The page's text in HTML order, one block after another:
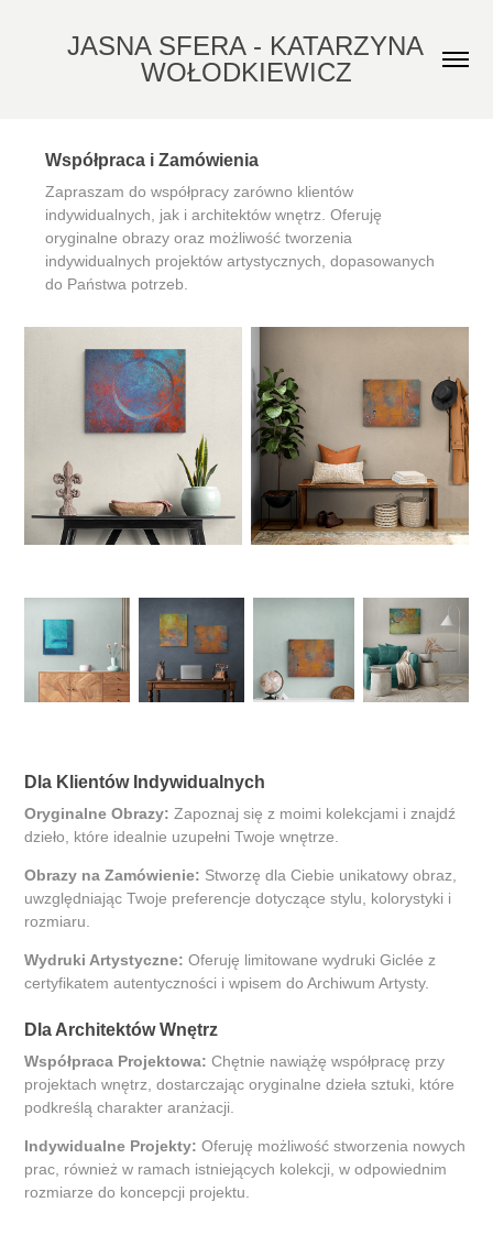
JASNA SFERA - KATARZYNA
WOŁODKIEWICZ
Współpraca i Zamówienia
Zapraszam do współpracy zarówno klientów
indywidualnych, jak i architektów wnętrz. Oferuję
oryginalne obrazy oraz możliwość tworzenia
indywidualnych projektów artystycznych, dopasowanych
do Państwa potrzeb.
Dla Klientów Indywidualnych
Oryginalne Obrazy:Zapoznaj się z moimi kolekcjami i znajdź
dzieło, które idealnie uzupełni Twoje wnętrze.
Obrazy na Zamówienie: Stworzę dla Ciebie unikatowy obraz,
uwzględniając Twoje preferencje dotyczące stylu, kolorystyki i
rozmiaru.
Wydruki Artystyczne: Oferuję limitowane wydruki Giclée z
certyfikatem autentyczności i wpisem do Archiwum Artysty.
Dla Architektów Wnętrz
Współpraca Projektowa: Chętnie nawiążę współpracę przy
projektach wnętrz, dostarczając oryginalne dzieła sztuki, które
podkreślą charakter aranżacji.
Indywidualne Projekty: Oferuję możliwość stworzenia nowych
prac, również w ramach istniejących kolekcji, w odpowiednim
rozmiarze do koncepcji projektu.